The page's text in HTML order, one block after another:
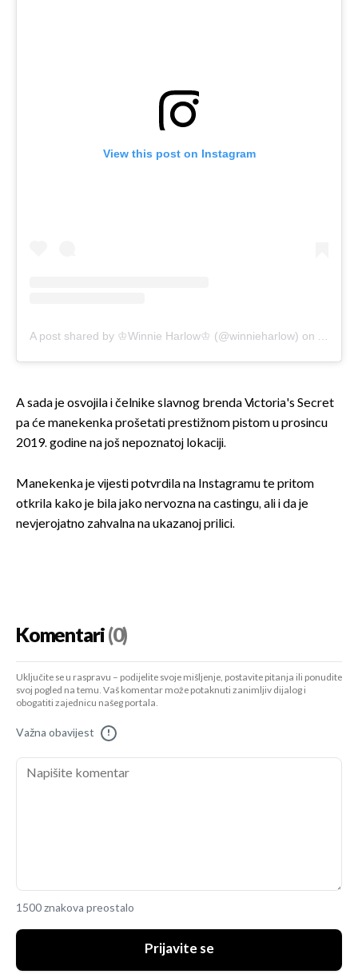
View this post on Instagram
A post shared by ♔Winnie Harlow♔ (@winnieharlow) on
A sada je osvojila i čelnike slavnog brenda Victoria's Secret
pa će manekenka prošetati prestižnom pistom u prosincu
2019. godine na još nepoznatoj lokaciji.
Manekenka je vijesti potvrdila na Instagramu te pritom
otkrila kako je bila jako nervozna na castingu, ali i da je
nevjerojatno zahvalna na ukazanoj prilici.
Komentari(0)
Uključite se u raspravu – podijelite svoje mišljenje, postavite pitanja ili ponudite
svoj pogled na temu. Vaš komentar može potaknuti zanimljiv dijalog i
obogatiti zajednicu našeg portala.
Važna obavijest !
1500 znakova preostalo
Prijavite se